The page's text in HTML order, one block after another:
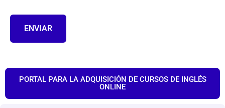
PORTAL PARA LA ADQUISICIÓN DE CURSOS DE INGLÉS
ONLINE